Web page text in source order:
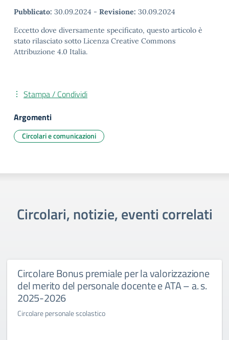
Pubblicato: 30.09.2024 - Revisione: 30.09.2024
Eccetto dove diversamente specificato, questo articolo è
stato rilasciato sotto Licenza Creative Commons
Attribuzione 4.0 Italia.
Stampa / Condividi
Argomenti
Circolari e comunicazioni
Circolari, notizie, eventi correlati
Circolare Bonus premiale per la valorizzazione
del merito del personale docente e ATA – a. s.
2025-2026
Circolare personale scolastico